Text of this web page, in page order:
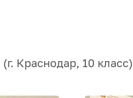
Краснодар, 10 класс)